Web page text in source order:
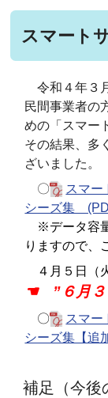
スマート
令和４年３
民間事業者の
めの「スマー
その結果、多
ざいました。
〇
スマ
シーズ集
※データ容量
りますので、
４月５日（
☚ ”６月３
〇
スマ
シーズ集【追
補足（今後